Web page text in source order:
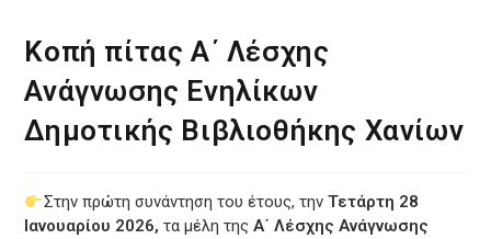
Κοπή πίτας Α΄ Λέσχης
Ανάγνωσης Ενηλίκων
Δημοτικής Βιβλιοθήκης Χανίων
Στην πρώτη συνάντηση του έτους, την Τετάρτη 28
Ιανουαρίου 2026,τα μέλη τηςΑ΄ Λέσχης Ανάγνωσης